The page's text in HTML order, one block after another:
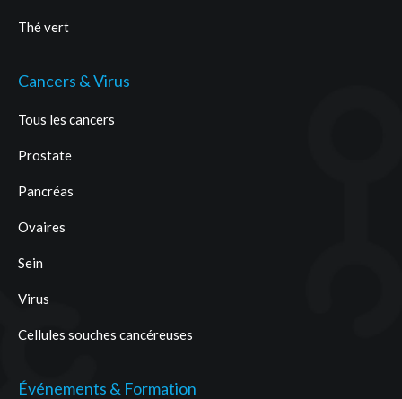
Thé vert
Cancers & Virus
Tous les cancers
Prostate
Pancréas
Ovaires
Sein
Virus
Cellules souches cancéreuses
Événements & Formation